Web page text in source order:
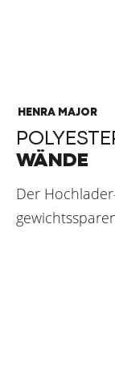
HENRA MAJOR
WÄNDE
Der